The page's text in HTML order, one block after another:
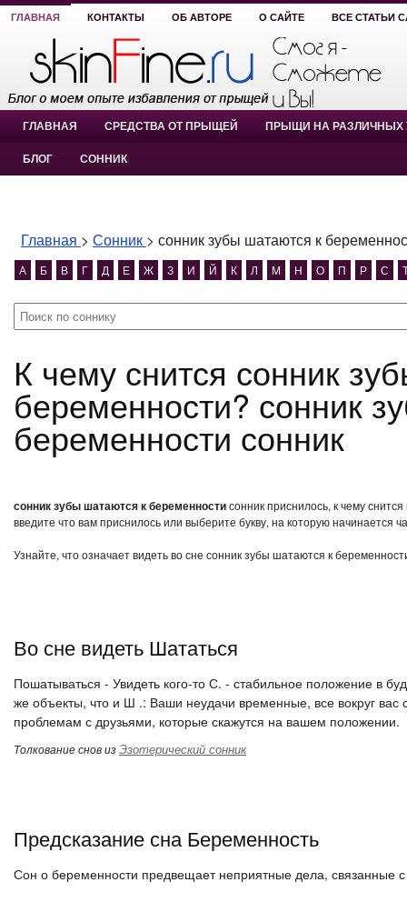
ГЛАВНАЯ КОНТАКТЫ ОБ АВТОРЕ О САЙТЕ ВСЕ СТАТЬИ
ГЛАВНАЯ СРЕДСТВА ОТ ПРЫЩЕЙ ПРЫЩИ НА РАЗЛИЧНЫХ
БЛОГ СОННИК
Главная > Сонник > сонник зубы шатаются к
А Б В Г Д Е Ж З И Й К Л М Н О П Р С
К чему снится сонник зубы шатаются к
беременности? сонник
беременности сонник
сонник зубы шатаются к беременностисонник приснилось, к чему
введите что вам приснилось или выберите букву, на которую начинается
Узнайте, что означает видеть во сне сонник зубы шатаются к
Во сне видеть Шататься
Пошатываться - Увидеть кого-то С. - стабильное положение в
же объекты, что и Ш .: Ваши неудачи временные, все вокруг вас
проблемам с друзьями, которые скажутся на вашем положении.
Толкование снов изЭзотерический сонник
Предсказание сна Беременность
Сон о беременности предвещает неприятные дела, связанные